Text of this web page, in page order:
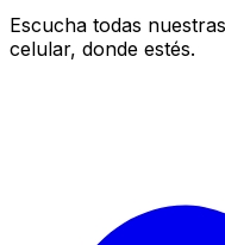
Escucha todas
celular, donde estés.